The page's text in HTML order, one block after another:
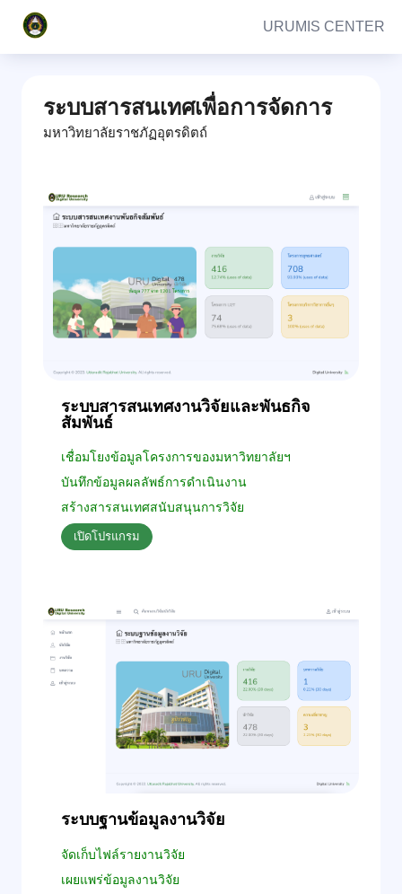
URUMIS CENTER
ระบบสารสนเทศเพื่อการจัดการ
มหาวิทยาลัยราชภัฏอุตรดิตถ์
ระบบสารสนเทศงานวิจัยและพันธกิจ
สัมพันธ์
เชื่อมโยงข้อมูลโครงการของมหาวิทยาลัยฯ
บันทึกข้อมูลผลลัพธ์การดำเนินงาน
สร้างสารสนเทศสนับสนุนการวิจัย
เปิดโปรแกรม
ระบบฐานข้อมูลงานวิจัย
จัดเก็บไฟล์รายงานวิจัย
เผยแพร่ข้อมูลงานวิจัย